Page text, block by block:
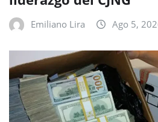
Emiliano Lira Ago 5,